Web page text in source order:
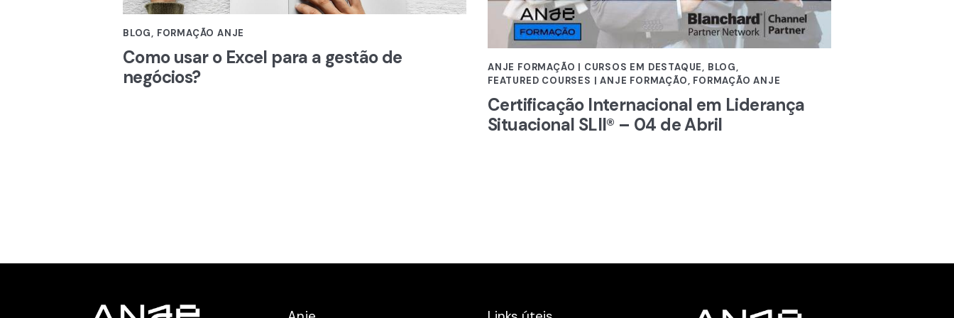
BLOG, FORMAÇÃO ANJE
Como usar o Excel para a gestão de
negócios?
ANJE FORMAÇÃO | CURSOS EM DESTAQUE, BLOG,
FEATURED COURSES | ANJE FORMAÇÃO, FORMAÇÃO ANJE
Certificação Internacional em Liderança
Situacional SLII® – 04 de Abril